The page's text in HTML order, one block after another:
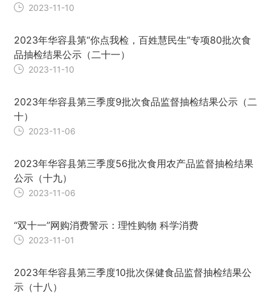
2023-11-10
2023年华容县第“你点我检，百姓慧民生”专项80批次食
品抽检结果公示（二十一）
2023-11-10
2023年华容县第三季度9批次食品监督抽检结果公示（二
十）
2023-11-06
2023年华容县第三季度56批次食用农产品监督抽检结果
公示（十九）
2023-11-06
“双十一”网购消费警示：理性购物 科学消费
2023-11-01
2023年华容县第三季度10批次保健食品监督抽检结果公
示（十八）